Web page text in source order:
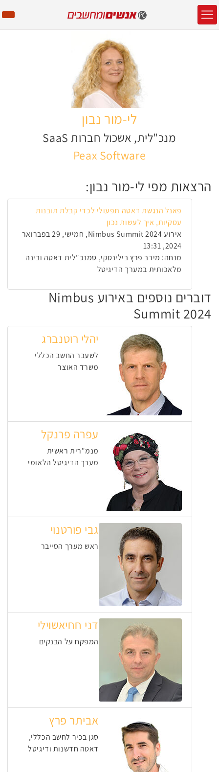
לי-מור נבון
מנכ"לית, אשכול חברות SaaS
Peax Software
הרצאות מפי לי-מור נבון:
פאנל הנגשת דאטה תפעולי לכדי קבלת תובנות
עסקיות, איך לעשות נכון
אירוע Nimbus Summit 2024, חמישי, 29 בפברואר
2024, 13:31
מנחה: מירב פרץ בילינסקי, סמנכ"לית דאטה ובינה
מלאכותית במערך הדיגיטל
דוברים נוספים באירוע Nimbus
Summit 2024
יהלי רוטנברג
לשעבר החשב הכללי
משרד האוצר
עפרה פרנקל
מנמ"רית ראשית
מערך הדיגיטל הלאומי
גבי פורטנוי
ראש מערך הסייבר
דני חחיאשוילי
המפקח על הבנקים
אביתר פרץ
סגן בכיר לחשב הכללי,
דאטה חדשנות ודיגיטל